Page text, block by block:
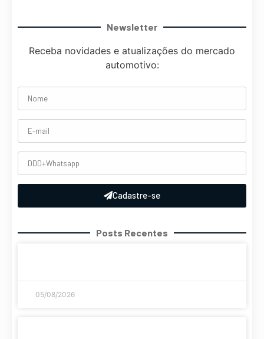
Newsletter
Receba novidades e atualizações do mercado
automotivo:
Cadastre-se
Posts Recentes
05/08/2026